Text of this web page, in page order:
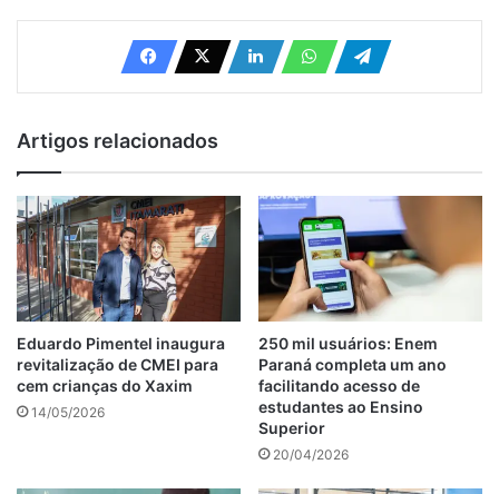
Artigos relacionados
Eduardo Pimentel inaugura
revitalização de CMEI para
cem crianças do Xaxim
14/05/2026
250 mil usuários: Enem
Paraná completa um ano
facilitando acesso de
estudantes ao Ensino
Superior
20/04/2026